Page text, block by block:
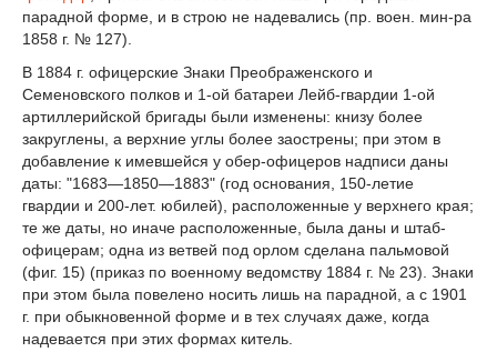
парадной форме, и в строю не надевались (пр. воен. мин-ра
1858 г. № 127).
В 1884 г. офицерские Знаки Преображенского и
Семеновского полков и 1-ой батареи Лейб-гвардии 1-ой
артиллерийской бригады были изменены: книзу более
закруглены, а верхние углы более заострены; при этом в
добавление к имевшейся у обер-офицеров надписи даны
даты: "1683—1850—1883" (год основания, 150-летие
гвардии и 200-лет. юбилей), расположенные у верхнего края;
те же даты, но иначе расположенные, была даны и штаб-
офицерам; одна из ветвей под орлом сделана пальмовой
(фиг. 15) (приказ по военному ведомству 1884 г. № 23). Знаки
при этом была повелено носить лишь на парадной, а с 1901
г. при обыкновенной форме и в тех случаях даже, когда
надевается при этих формах китель.